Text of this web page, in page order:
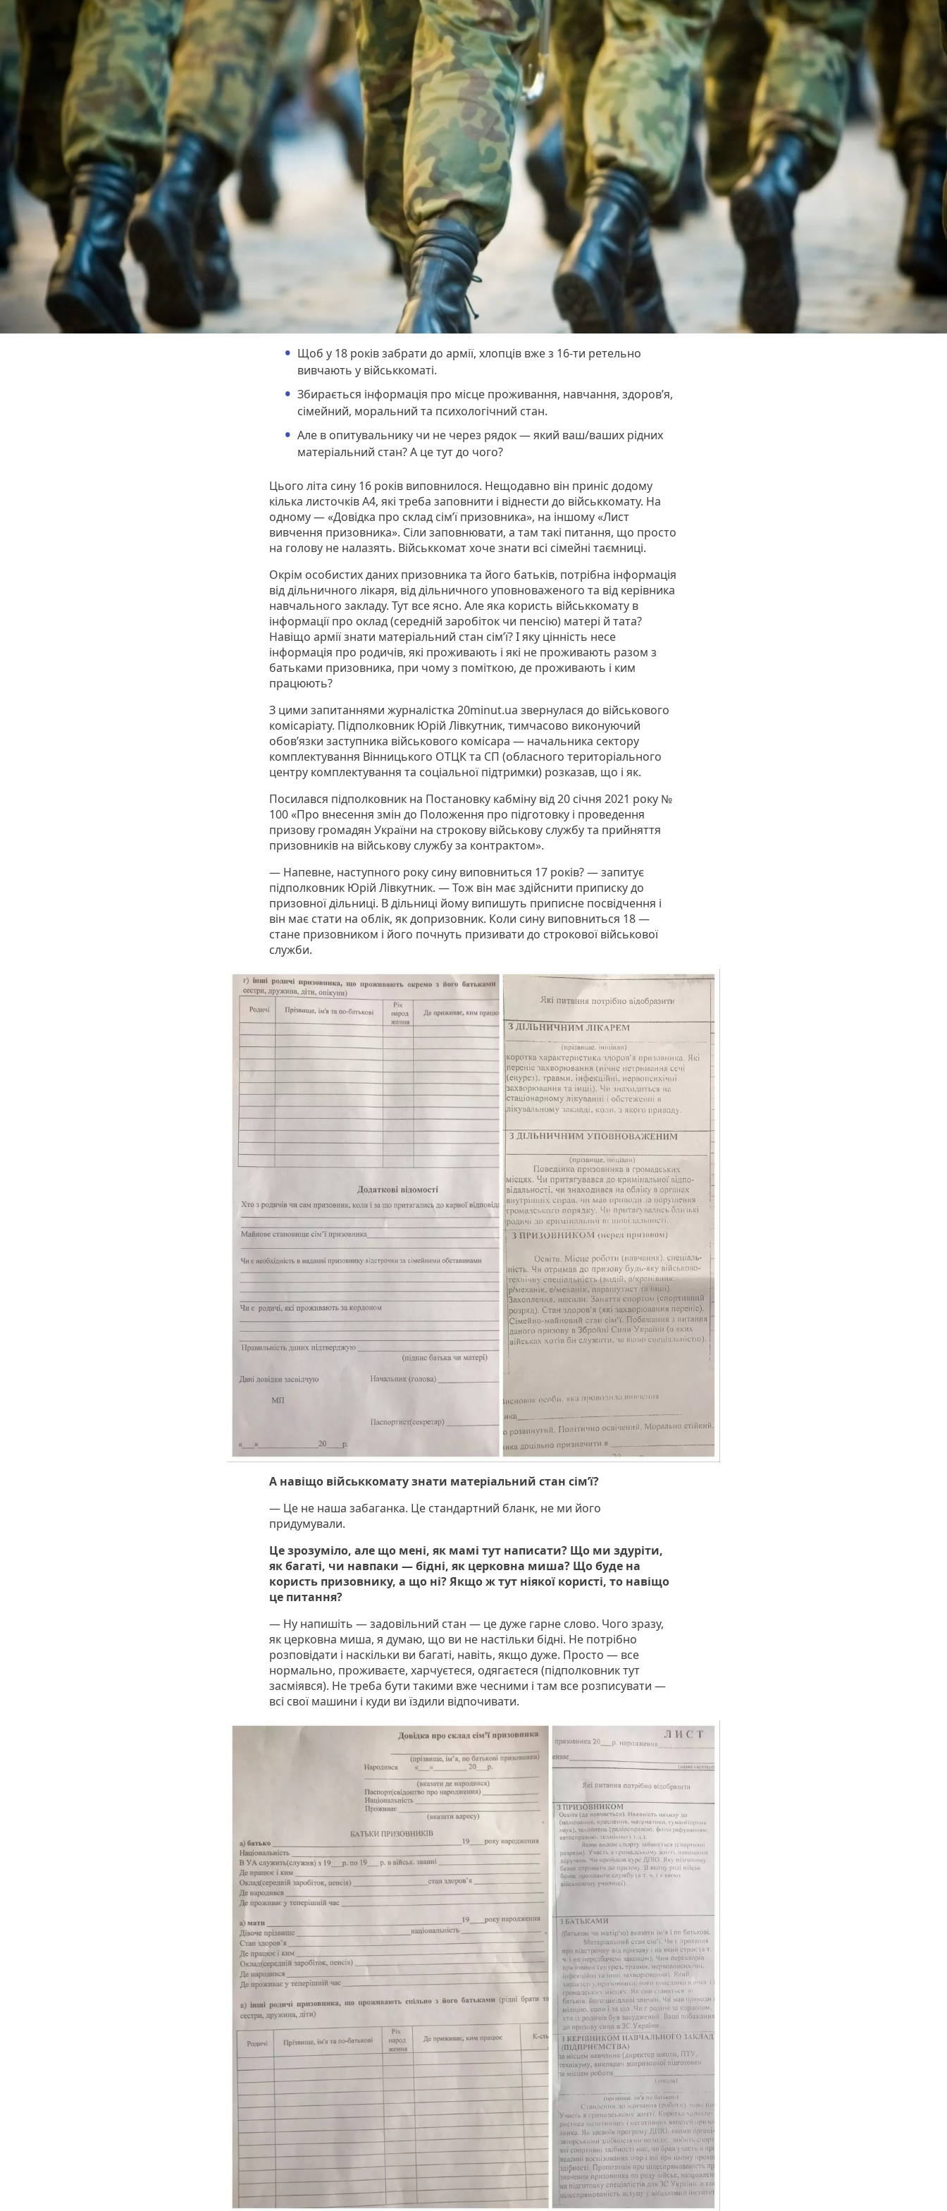
Щоб у 18 років забрати до армії, хлопців вже з 16-ти ретельно
вивчають у військкоматі.
Збирається інформація про місце проживання, навчання, здоров’я,
сімейний, моральний та психологічний стан.
Але в опитувальнику чи не через рядок — який ваш/ваших рідних
матеріальний стан? А це тут до чого?
Цього літа сину 16 років виповнилося. Нещодавно він приніс додому
кілька листочків А4, які треба заповнити і віднести до військкомату. На
одному — «Довідка про склад сім’ї призовника», на іншому «Лист
вивчення призовника». Сіли заповнювати, а там такі питання, що просто
на голову не налазять. Військкомат хоче знати всі сімейні таємниці.
Окрім особистих даних призовника та його батьків, потрібна інформація
від дільничного лікаря, від дільничного уповноваженого та від керівника
навчального закладу. Тут все ясно. Але яка користь військкомату в
інформації про оклад (середній заробіток чи пенсію) матері й тата?
Навіщо армії знати матеріальний стан сім’ї? І яку цінність несе
інформація про родичів, які проживають і які не проживають разом з
батьками призовника, при чому з поміткою, де проживають і ким
працюють?
З цими запитаннями журналістка 20minut.ua звернулася до військового
комісаріату. Підполковник Юрій Лівкутник, тимчасово виконуючий
обов’язки заступника військового комісара — начальника сектору
комплектування Вінницького ОТЦК та СП (обласного територіального
центру комплектування та соціальної підтримки) розказав, що і як.
Посилався підполковник на Постановку кабміну від 20 січня 2021 року №
100 «Про внесення змін до Положення про підготовку і проведення
призову громадян України на строкову військову службу та прийняття
призовників на військову службу за контрактом».
— Напевне, наступного року сину виповниться 17 років? — запитує
підполковник Юрій Лівкутник. — Тож він має здійснити приписку до
призовної дільниці. В дільниці йому випишуть приписне посвідчення і
він має стати на облік, як допризовник. Коли сину виповниться 18 —
стане призовником і його почнуть призивати до строкової військової
служби.
А навіщо військкомату знати матеріальний стан сім’ї?
— Це не наша забаганка. Це стандартний бланк, не ми його
придумували.
Це зрозуміло, але що мені, як мамі тут написати? Що ми здуріти,
як багаті, чи навпаки — бідні, як церковна миша? Що буде на
користь призовнику, а що ні? Якщо ж тут ніякої користі, то навіщо
це питання?
— Ну напишіть — задовільний стан — це дуже гарне слово. Чого зразу,
як церковна миша, я думаю, що ви не настільки бідні. Не потрібно
розповідати і наскільки ви багаті, навіть, якщо дуже. Просто — все
нормально, проживаєте, харчуєтеся, одягаєтеся (підполковник тут
засміявся). Не треба бути такими вже чесними і там все розписувати —
всі свої машини і куди ви їздили відпочивати.